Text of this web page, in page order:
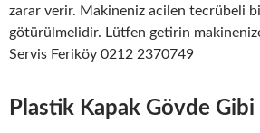
zarar verir. Makineniz acilen tecrübeli
götürülmelidir. Lütfen getirin
Servis Feriköy 0212 2370749
Plastik Kapak Gövde Gibi